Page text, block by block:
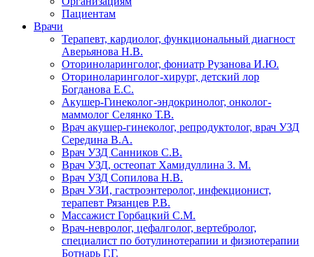
Пациентам
Врачи
Терапевт, кардиолог, функциональный диагност
Аверьянова Н.В.
Оториноларинголог, фониатр Рузанова И.Ю.
Оториноларинголог-хирург, детский лор
Богданова Е.С.
Акушер-Гинеколог-эндокринолог, онколог-
маммолог Селянко Т.В.
Врач акушер-гинеколог, репродуктолог, врач УЗД
Середина В.А.
Врач УЗД Санников С.В.
Врач УЗД, остеопат Хамидуллина З. М.
Врач УЗД Сопилова Н.В.
Врач УЗИ, гастроэнтеролог, инфекционист,
терапевт Рязанцев Р.В.
Массажист Горбацкий С.М.
Врач-невролог, цефалголог, вертебролог,
специалист по ботулинотерапии и физиотерапии
Ботнарь Г.Г.